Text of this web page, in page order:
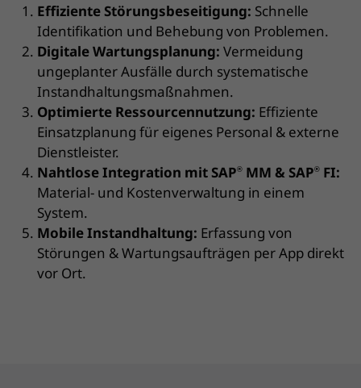
Effiziente Störungsbeseitigung: Schnelle
Identifikation und Behebung von Problemen.
Digitale Wartungsplanung: Vermeidung
ungeplanter Ausfälle durch systematische
Instandhaltungsmaßnahmen.
Optimierte Ressourcennutzung: Effiziente
Einsatzplanung für eigenes Personal & externe
Dienstleister.
Nahtlose Integration mit SAP® MM & SAP® FI:
Material- und Kostenverwaltung in einem
System.
Mobile Instandhaltung: Erfassung von
Störungen & Wartungsaufträgen per App direkt
vor Ort.